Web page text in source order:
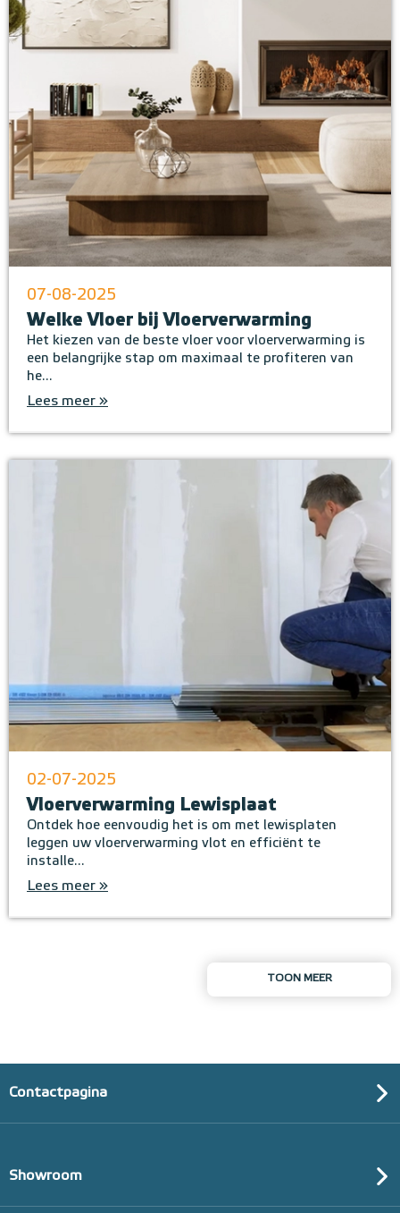
07-08-2025
Welke Vloer bij Vloerverwarming
Het kiezen van de beste vloer voor vloerverwarming is
een belangrijke stap om maximaal te profiteren van
he...
Lees meer »
02-07-2025
Vloerverwarming Lewisplaat
Ontdek hoe eenvoudig het is om met lewisplaten
leggen uw vloerverwarming vlot en efficiënt te
installe...
Lees meer »
TOON MEER
Contactpagina
Showroom